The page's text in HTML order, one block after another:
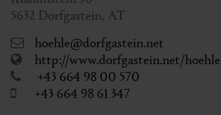
5632 Dorfgastein, AT
hoehle@dorfgastein.net
http://www.dorfgastein.net/hoehle
+43 664 98 00 570
+43 664 98 61 347